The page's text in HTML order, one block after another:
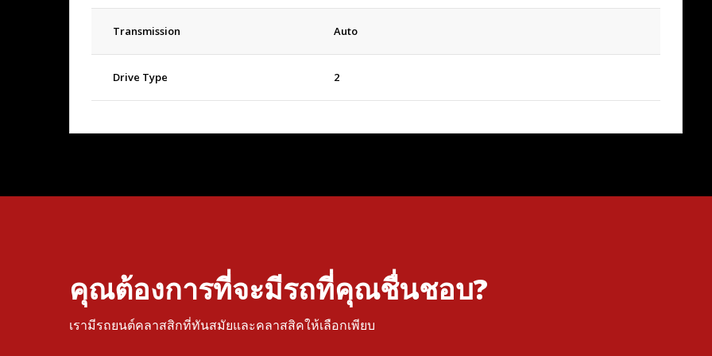
Transmission Auto
Drive Type 2
คุณต้องการที่จะมีรถที่คุณชื่นชอบ?
เรามีรถยนต์คลาสสิกที่ทันสมัยและคลาสสิคให้เลือกเพียบ